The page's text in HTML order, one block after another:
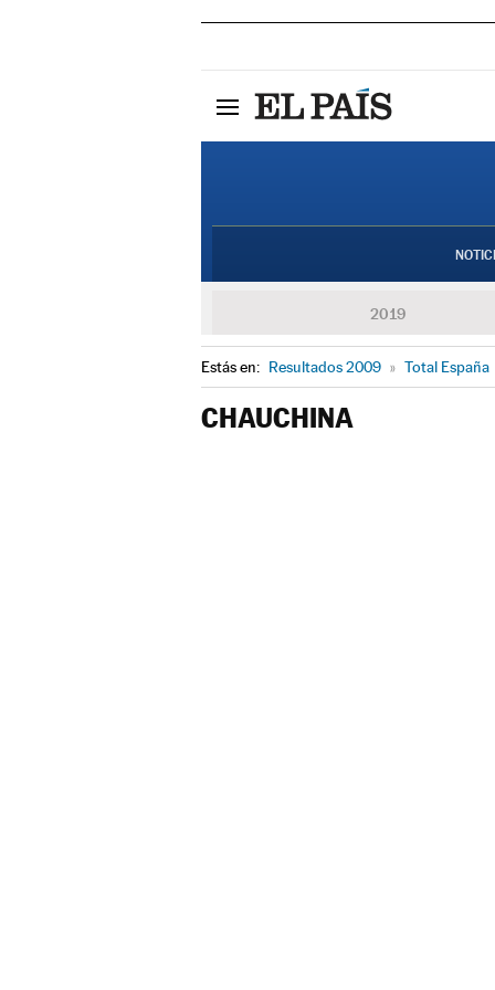
2019
Estás en: Resultados 2009 » Total España
CHAUCHINA